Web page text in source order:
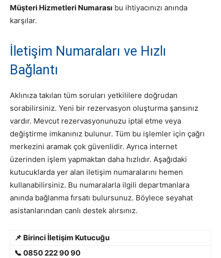
Müşteri Hizmetleri Numarası bu ihtiyacınızı anında
karşılar.
İletişim Numaraları ve Hızlı
Bağlantı
Aklınıza takılan tüm soruları yetkililere doğrudan
sorabilirsiniz. Yeni bir rezervasyon oluşturma şansınız
vardır. Mevcut rezervasyonunuzu iptal etme veya
değiştirme imkanınız bulunur. Tüm bu işlemler için çağrı
merkezini aramak çok güvenlidir. Ayrıca internet
üzerinden işlem yapmaktan daha hızlıdır. Aşağıdaki
kutucuklarda yer alan iletişim numaralarını hemen
kullanabilirsiniz. Bu numaralarla ilgili departmanlara
anında bağlanma fırsatı bulursunuz. Böylece seyahat
asistanlarından canlı destek alırsınız.
📌 Birinci İletişim Kutucuğu
📞 0850 222 90 90